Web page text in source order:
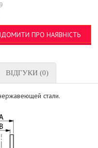
ПРО НАЯВНІСТЬ
ВІДГУКИ (0)
стали.